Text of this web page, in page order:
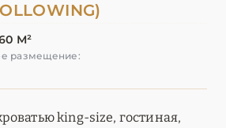
М²
размещение:
king-size, гостиная,